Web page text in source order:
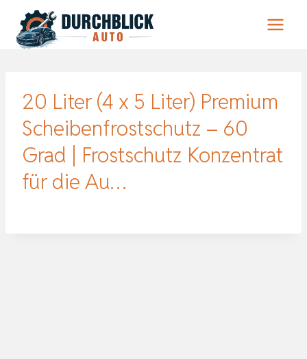
Inhalt
springen
20 Liter (4 x 5 Liter) Premium
Scheibenfrostschutz – 60
Grad | Frostschutz Konzentrat
für die Au…